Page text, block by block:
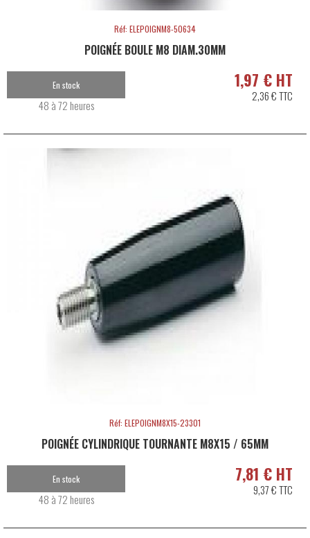
Réf: ELEPOIGNM8-50634
POIGNÉE BOULE M8 DIAM.30MM
1,97 € HT
2,36 € TTC
En stock
48 à 72 heures
Réf: ELEPOIGNM8X15-23301
POIGNÉE CYLINDRIQUE TOURNANTE M8X15 / 65MM
7,81 € HT
9,37 € TTC
En stock
48 à 72 heures